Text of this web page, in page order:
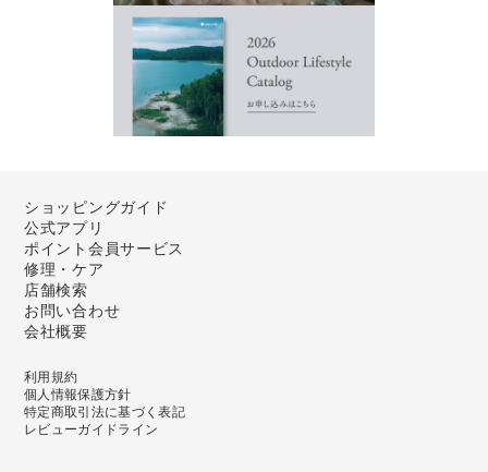
ショッピングガイド
公式アプリ
ポイント会員サービス
修理・ケア
店舗検索
お問い合わせ
会社概要
利用規約
個人情報保護方針
特定商取引法に基づく表記
レビューガイドライン